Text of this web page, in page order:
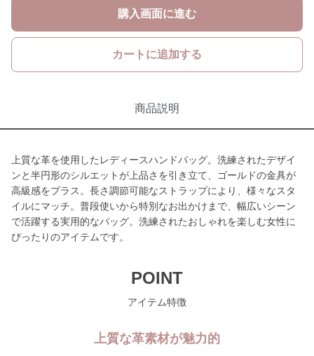
購入画面に進む
カートに追加する
商品説明
上質な革を使用したレディースハンドバッグ。洗練されたデザイ
ンと半円形のシルエットが上品さを引き立て、ゴールドの金具が
高級感をプラス。長さ調節可能なストラップにより、様々なスタ
イルにマッチ。普段使いから特別なお出かけまで、幅広いシーン
で活躍する実用的なバッグ。洗練されたおしゃれを楽しむ女性に
ぴったりのアイテムです。
POINT
アイテム特徴
上質な革素材が魅力的